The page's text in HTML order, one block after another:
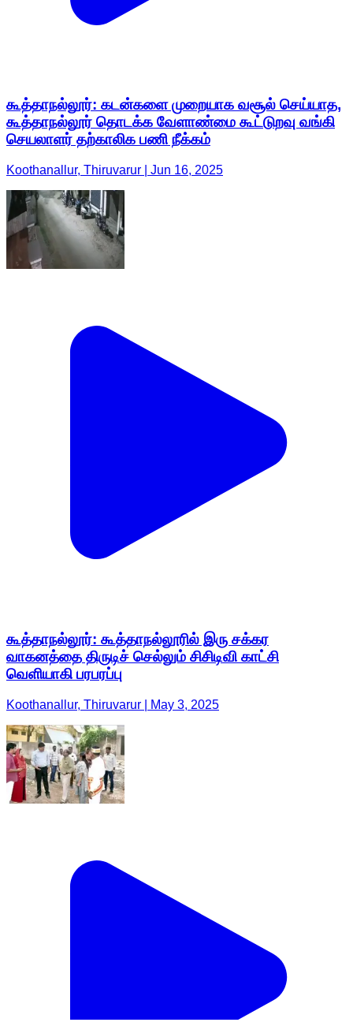
கூத்தாநல்லூர்: கடன்களை முறையாக வசூல் செய்யாத,
கூத்தாநல்லூர் தொடக்க வேளாண்மை கூட்டுறவு வங்கி
செயலாளர் தற்காலிக பணி நீக்கம்
Koothanallur, Thiruvarur | Jun 16, 2025
கூத்தாநல்லூர்: கூத்தாநல்லூரில் இரு சக்கர
வாகனத்தை திருடிச் செல்லும் சிசிடிவி காட்சி
வெளியாகி பரபரப்பு
Koothanallur, Thiruvarur | May 3, 2025